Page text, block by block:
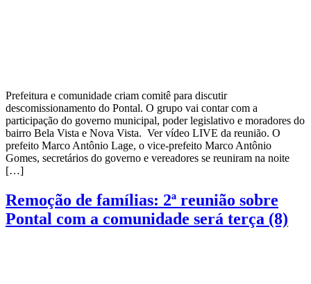
Prefeitura e comunidade criam comitê para discutir
descomissionamento do Pontal. O grupo vai contar com a
participação do governo municipal, poder legislativo e moradores do
bairro Bela Vista e Nova Vista. Ver vídeo LIVE da reunião. O
prefeito Marco Antônio Lage, o vice-prefeito Marco Antônio
Gomes, secretários do governo e vereadores se reuniram na noite
[…]
Remoção de famílias: 2ª reunião sobre
Pontal com a comunidade será terça (8)